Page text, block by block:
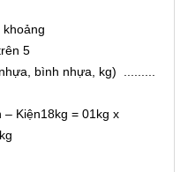
5
bình nhựa, kg) .........
– Kiện18kg = 01kg x